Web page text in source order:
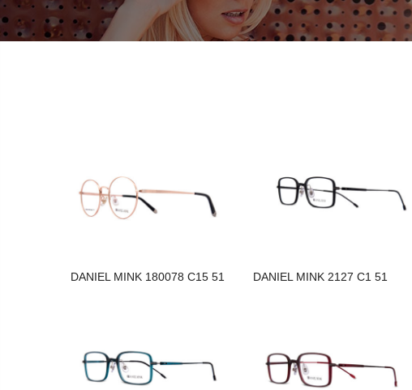
DANIEL MINK 180078 C15 51 DANIEL MINK 2127 C1 51